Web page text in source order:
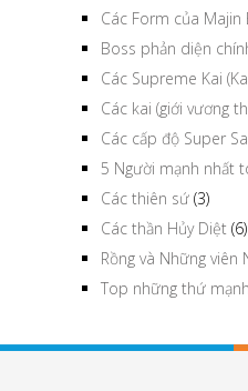
Các Form của Majin
Boss phản diện
Các Supreme Kai
Các kai (giới vương
Các cấp độ Super
5 Người mạnh nhất
Các thiên sứ (3)
Các thần Hủy Diệt (6)
Rồng và Những viên
Top những thứ